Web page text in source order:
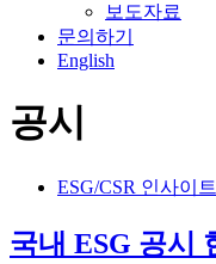
보도자료
문의하기
English
공시
ESG/CSR 인사이트
국내 ESG 공시